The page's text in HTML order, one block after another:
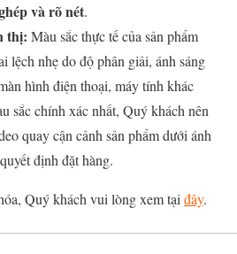
và rõ nét.
thị: Màu sắc thực tế của sản phẩm
lệch nhẹ do độ phân giải, ánh sáng
hình điện thoại, máy tính khác
sắc chính xác nhất, Quý khách nên
quay cận cảnh sản phẩm dưới ánh
định đặt hàng.
Quý khách vui lòng xem tạiđây.